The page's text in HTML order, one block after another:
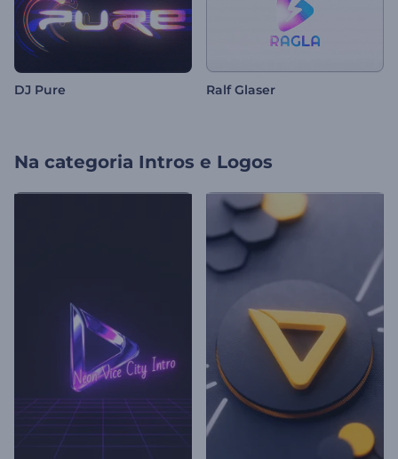
DJ Pure Ralf Glaser
Na categoria Intros e Logos